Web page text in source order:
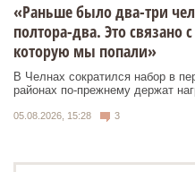
«Раньше было два-три
полтора-два. Это
которую мы попали»
В Челнах сократился набор в
районах по-прежнему держат
05.08.2026, 15:28 3